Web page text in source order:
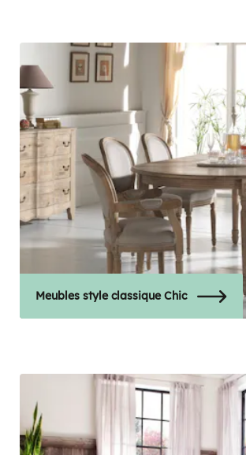
Meubles style classique Chic